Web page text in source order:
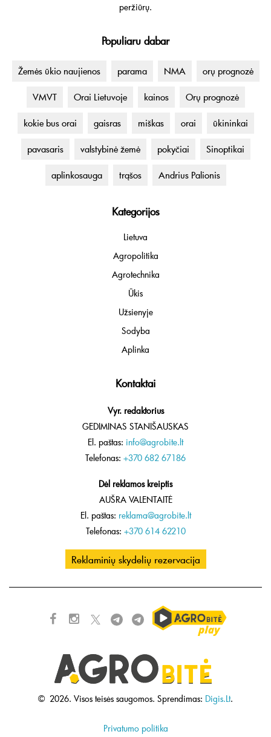
peržiūrų.
Populiaru dabar
Žemės ūkio naujienos parama NMA orų prognozė
VMVT Orai Lietuvoje kainos Orų prognozė
kokie bus orai gaisras miškas orai ūkininkai
pavasaris valstybinė žemė pokyčiai Sinoptikai
aplinkosauga trąšos Andrius Palionis
Kategorijos
Lietuva
Agropolitika
Agrotechnika
Ūkis
Užsienyje
Sodyba
Aplinka
Kontaktai
Vyr. redaktorius
GEDIMINAS STANIŠAUSKAS
El. paštas: info@agrobite.lt
Telefonas: +370 682 67186
Dėl reklamos kreiptis
AUŠRA VALENTAITĖ
El. paštas: reklama@agrobite.lt
Telefonas: +370 614 62210
Reklaminių skydelių rezervacija
© 2026. Visos teisės saugomos. Sprendimas: Digis.Lt.
Privatumo politika